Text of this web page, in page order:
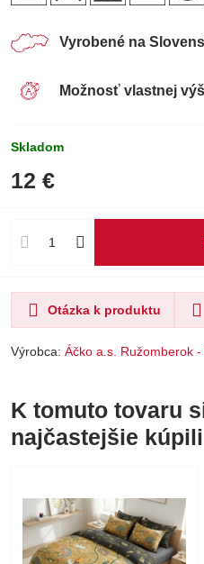
Vyrobené na
Možnosť vlastnej
Skladom
12 €
Otázka k produktu
Výrobca: Áčko a.s. Ružomberok
K tomuto tovaru
najčastejšie kúpili